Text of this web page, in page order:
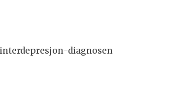
diagnosen